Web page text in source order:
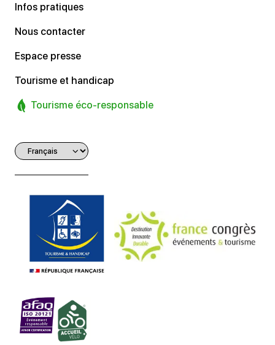
Infos pratiques
Nous contacter
Espace presse
Tourisme et handicap
Tourisme éco-responsable